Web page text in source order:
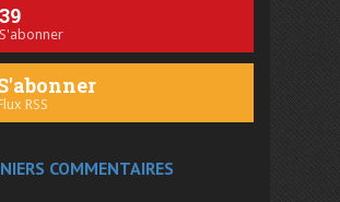
39
S'abonner
RSS
COMMENTAIRES